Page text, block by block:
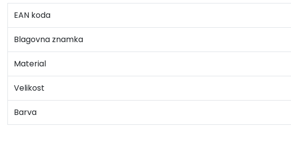
EAN koda
Blagovna znamka
Material
Velikost
Barva